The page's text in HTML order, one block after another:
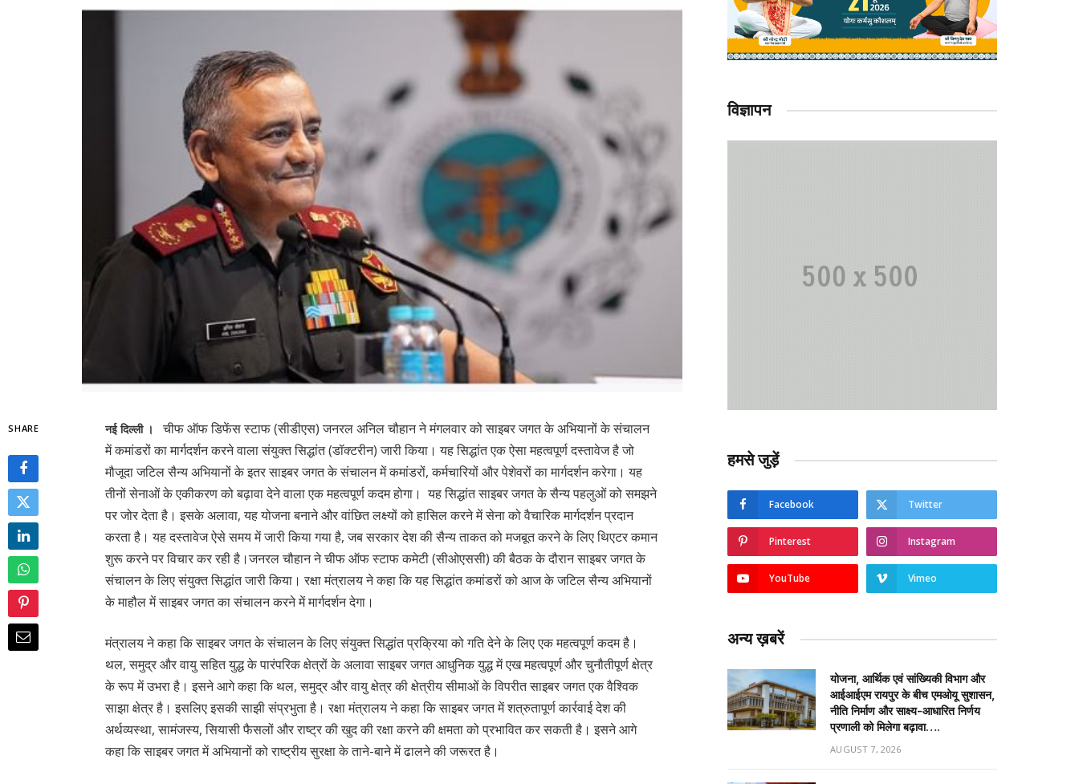
SHARE नई दिल्ली ।
चीफ ऑफ डिफेंस स्टाफ (सीडीएस) जनरल अनिल चौहान ने मंगलवार को साइबर जगत के अभियानों के संचालन
में कमांडरों का मार्गदर्शन करने वाला संयुक्त सिद्धांत (डॉक्टरीन) जारी किया। यह सिद्धांत एक ऐसा महत्वपूर्ण दस्तावेज है जो
मौजूदा जटिल सैन्य अभियानों के इतर साइबर जगत के संचालन में कमांडरों, कर्मचारियों और पेशेवरों का मार्गदर्शन करेगा। यह
तीनों सेनाओं के एकीकरण को बढ़ावा देने वाला एक महत्वपूर्ण कदम होगा। यह सिद्धांत साइबर जगत के सैन्य पहलुओं को समझने
पर जोर देता है। इसके अलावा, यह योजना बनाने और वांछित लक्ष्यों को हासिल करने में सेना को वैचारिक मार्गदर्शन प्रदान
करता है। यह दस्तावेज ऐसे समय में जारी किया गया है, जब सरकार देश की सैन्य ताकत को मजबूत करने के लिए थिएटर कमान
शुरू करने पर विचार कर रही है।जनरल चौहान ने चीफ ऑफ स्टाफ कमेटी (सीओएससी) की बैठक के दौरान साइबर जगत के
संचालन के लिए संयुक्त सिद्धांत जारी किया। रक्षा मंत्रालय ने कहा कि यह सिद्धांत कमांडरों को आज के जटिल सैन्य अभियानों
के माहौल में साइबर जगत का संचालन करने में मार्गदर्शन देगा।
मंत्रालय ने कहा कि साइबर जगत के संचालन के लिए संयुक्त सिद्धांत प्रक्रिया को गति देने के लिए एक महत्वपूर्ण कदम है।
थल, समुद्र और वायु सहित युद्ध के पारंपरिक क्षेत्रों के अलावा साइबर जगत आधुनिक युद्ध में एख महत्वपूर्ण और चुनौतीपूर्ण क्षेत्र
के रूप में उभरा है। इसने आगे कहा कि थल, समुद्र और वायु क्षेत्र की क्षेत्रीय सीमाओं के विपरीत साइबर जगत एक वैश्विक
साझा क्षेत्र है। इसलिए इसकी साझी संप्रभुता है। रक्षा मंत्रालय ने कहा कि साइबर जगत में शत्रुतापूर्ण कार्रवाई देश की
अर्थव्यस्था, सामंजस्य, सियासी फैसलों और राष्ट्र की खुद की रक्षा करने की क्षमता को प्रभावित कर सकती है। इसने आगे
कहा कि साइबर जगत में अभियानों को राष्ट्रीय सुरक्षा के ताने-बाने में ढालने की जरूरत है।
विज्ञापन
हमसे जुड़ें
Facebook Twitter
Pinterest Instagram
YouTube Vimeo
अन्य ख़बरें
योजना, आर्थिक एवं सांख्यिकी विभाग और
आईआईएम रायपुर के बीच एमओयू सुशासन,
नीति निर्माण और साक्ष्य-आधारित निर्णय
प्रणाली को मिलेगा बढ़ावा….
AUGUST 7, 2026